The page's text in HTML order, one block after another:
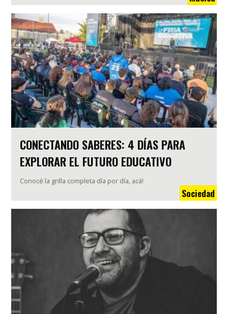
CONECTANDO SABERES: 4 DÍAS PARA
EXPLORAR EL FUTURO EDUCATIVO
Conocé la grilla completa día por día, acá!
Sociedad